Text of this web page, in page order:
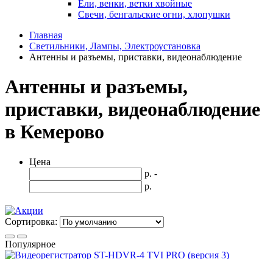
Ели, венки, ветки хвойные
Свечи, бенгальские огни, хлопушки
Главная
Светильники, Лампы, Электроустановка
Антенны и разъемы, приставки, видеонаблюдение
Антенны и разъемы,
приставки, видеонаблюдение
в Кемерово
Цена
р. -
р.
Сортировка:
Популярное